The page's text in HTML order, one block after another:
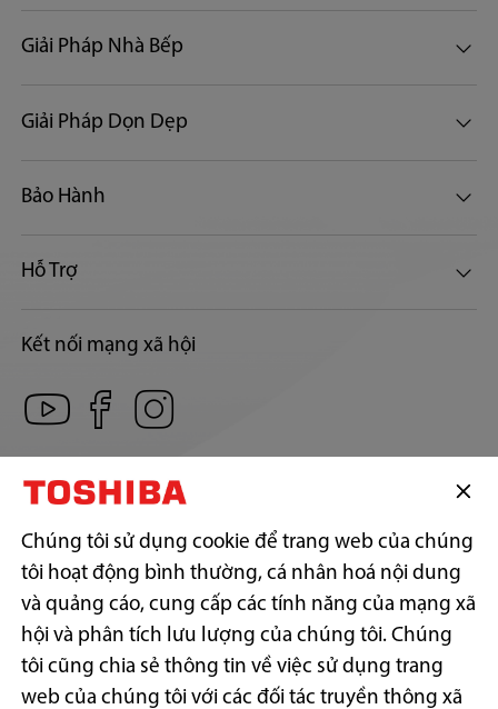
Giải Pháp Nhà Bếp
Giải Pháp Dọn Dẹp
Bảo Hành
Hỗ Trợ
Kết nối mạng xã hội
Địa chỉ trụ sở: Số 12, Đường 15, Khu phố 13, Phường Linh Xuân,
Địa chỉ liên hệ: Lầu 17, P.1702, Tòa nhà Centec Tower, 72-74 Nguyễn
Thị Minh Khai, Phường Xuân Hòa, Thành phố Hồ Chí Minh.
Điện thoại: (+84)-028-38.242.818 | Fax: (+84)-028-38.242.817
GPKD số: 0300787557 do Sở Kế hoạch & Đầu tư Tp. Hồ Chí Minh cấp
ngày 17/11/2006
Chúng tôi sử dụng cookie để trang web của chúng
tôi hoạt động bình thường, cá nhân hoá nội dung
và quảng cáo, cung cấp các tính năng của mạng xã
hội và phân tích lưu lượng của chúng tôi. Chúng
tôi cũng chia sẻ thông tin về việc sử dụng trang
web của chúng tôi với các đối tác truyền thông xã